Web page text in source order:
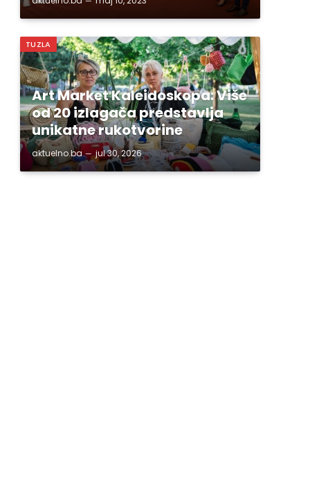
TUZLA
Art Market Kaleidoskopa: Više
od 20 izlagača predstavlja
unikatne rukotvorine
aktuelno.ba jul 30, 2026